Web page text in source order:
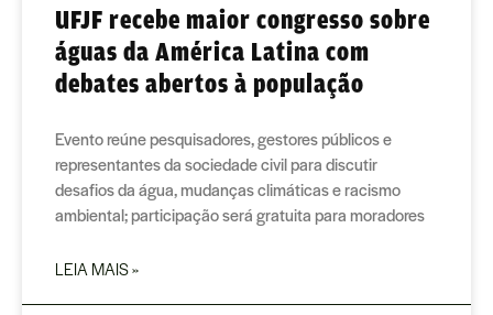
UFJF recebe maior congresso sobre
águas da América Latina com
debates abertos à população
Evento reúne pesquisadores, gestores públicos e
representantes da sociedade civil para discutir
desafios da água, mudanças climáticas e racismo
ambiental; participação será gratuita para moradores
LEIA MAIS »